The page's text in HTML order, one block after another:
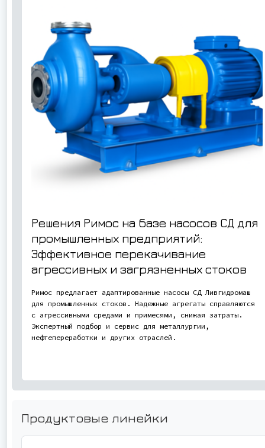
Решения Римос на базе насосов СД для
промышленных предприятий:
Эффективное перекачивание
агрессивных и загрязненных стоков
Римос предлагает адаптированные насосы СД Ливгидромаш
для промышленных стоков. Надежные агрегаты справляются
с агрессивными средами и примесями, снижая затраты.
Экспертный подбор и сервис для металлургии,
нефтепереработки и других отраслей.
Продуктовые линейки